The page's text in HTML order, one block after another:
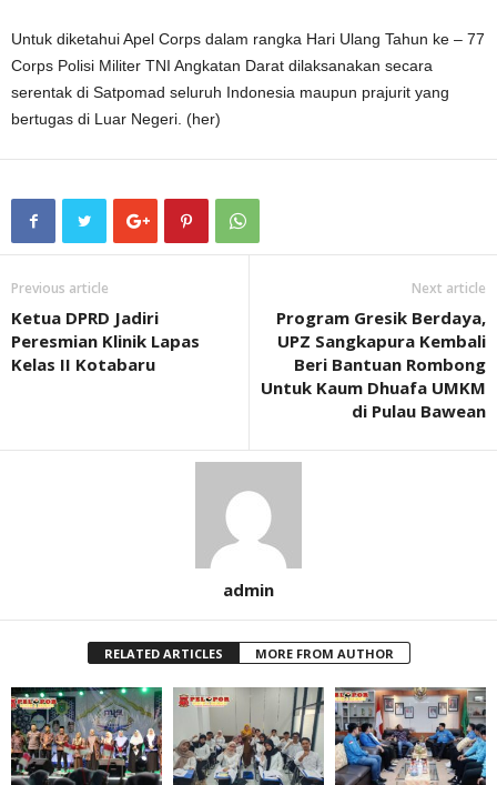
Untuk diketahui Apel Corps dalam rangka Hari Ulang Tahun ke – 77
Corps Polisi Militer TNI Angkatan Darat dilaksanakan secara
serentak di Satpomad seluruh Indonesia maupun prajurit yang
bertugas di Luar Negeri. (her)
Previous article
Ketua DPRD Jadiri
Peresmian Klinik Lapas
Kelas II Kotabaru
Next article
Program Gresik Berdaya,
UPZ Sangkapura Kembali
Beri Bantuan Rombong
Untuk Kaum Dhuafa UMKM
di Pulau Bawean
admin
RELATED ARTICLES MORE FROM AUTHOR